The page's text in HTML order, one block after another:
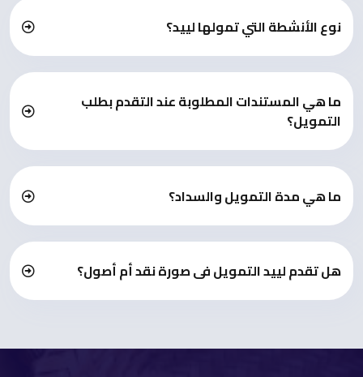
نوع الأنشطة التي تمولها لييد؟
ما هي المستندات المطلوبة عند التقدم بطلب
التمويل؟
ما هي مدة التمويل والسداد؟
هل تقدم لييد التمويل فى صورة نقد أم أصول؟